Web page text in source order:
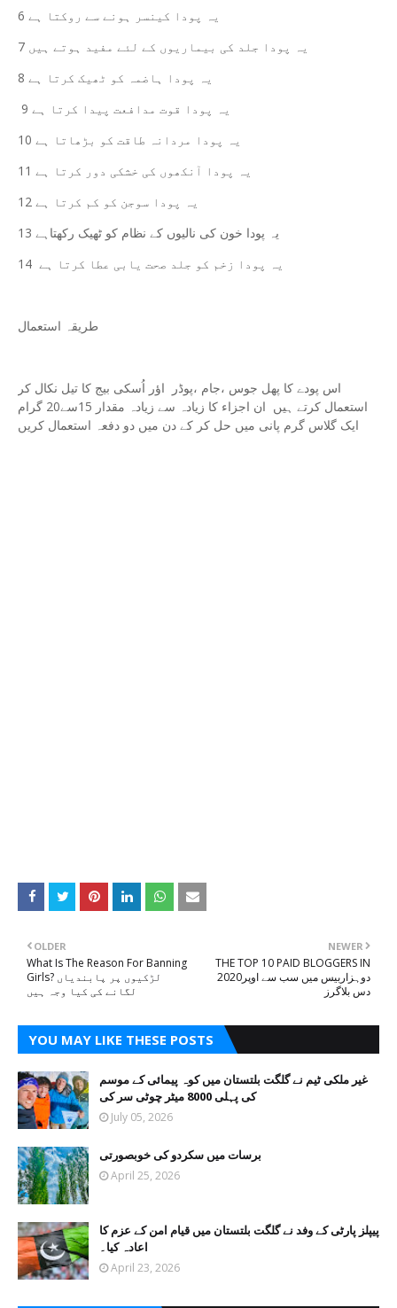
6 یہ پودا کینسر ہونے سے روکتا ہے
7 یہ پودا جلد کی بیماریوں کے لئے مفید ہوتے ہیں
8 یہ پودا ہاضمہ کو ٹھیک کرتا ہے
9 یہ پودا قوت مدافعت پیدا کرتا ہے
11 یہ پودا آنکھوں کی خشکی دور کرتا ہے
14 یہ پودا زخم کو جلد صحت یابی عطا کرتا ہے
طریقہ استعمال
اس پودے کا پھل جوس ،جام ،پوڈر اؤر اُسکی بیج کا تیل نکال کر
استعمال کرتے ہیں ان اجزاء کا زیادہ سے زیادہ مقدار 15سے20 گرام
ایک گلاس گرم پانی میں حل کر کے دن میں دو دفعہ استعمال کریں
NEWER
THE TOP 10 PAID BLOGGERS IN
2020دوہزاربیس میں سب سے اوپر
دس بلاگرز
OLDER
What Is The Reason For Banning
Girls? لڑکیوں پر پابندیاں
لگانے کی کیا وجہ ہیں
YOU MAY LIKE THESE POSTS
غیر ملکی ٹیم نے گلگت بلتستان میں کوہ پیمائی کے موسم
کی پہلی 8000 میٹر چوٹی سر کی
July 05, 2026
برسات میں سکردو کی خوبصورتی
April 25, 2026
پیپلز پارٹی کے وفد نے گلگت بلتستان میں قیام امن کے عزم کا
اعادہ کیا۔
April 23, 2026